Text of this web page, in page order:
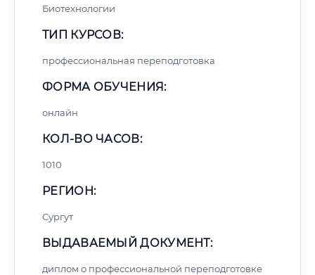
Биотехнологии
ТИП КУРСОВ:
профессиональная переподготовка
ФОРМА ОБУЧЕНИЯ:
онлайн
КОЛ-ВО ЧАСОВ:
1010
РЕГИОН:
Сургут
ВЫДАВАЕМЫЙ ДОКУМЕНТ:
диплом о профессиональной переподготовке